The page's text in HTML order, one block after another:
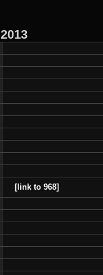
2013
[link to 968]